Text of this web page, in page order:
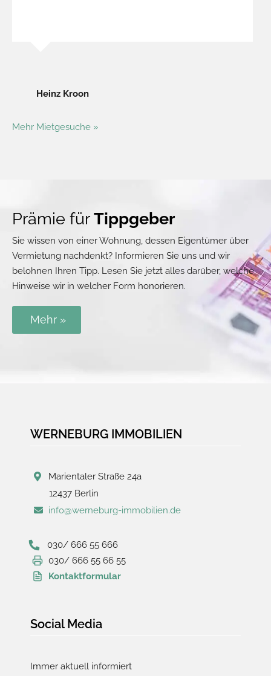
Heinz Kroon
Mehr Mietgesuche »
Prämie fürTippgeber
Sie wissen von einer Wohnung, dessen Eigentümer über
Vermietung nachdenkt? Informieren Sie uns und wir
belohnen Ihren Tipp. Lesen Sie jetzt alles darüber, welche
Hinweise wir in welcher Form honorieren.
Mehr »
WERNEBURG IMMOBILIEN
Marientaler Straße 24a
12437 Berlin
info@werneburg-immobilien.de
030/ 666 55 666
030/ 666 55 66 55
Kontaktformular
Social Media
Immer aktuell informiert